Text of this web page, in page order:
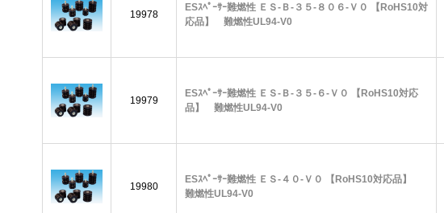
19978
ESｽﾍﾟｰｻｰ難燃性 ＥＳ-Ｂ-３５-８０６-Ｖ０ 【RoHS10対
応品】 難燃性UL94-V0
19979
ESｽﾍﾟｰｻｰ難燃性 ＥＳ-Ｂ-３５-６-Ｖ０ 【RoHS10対応
品】 難燃性UL94-V0
19980
ESｽﾍﾟｰｻｰ難燃性 ＥＳ-４０-Ｖ０ 【RoHS10対応品】
難燃性UL94-V0